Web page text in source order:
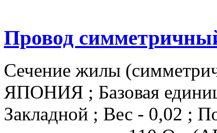
Провод
Сечение жилы
ЯПОНИЯ ; Базовая
Закладной ; Вес - 0,02 ;